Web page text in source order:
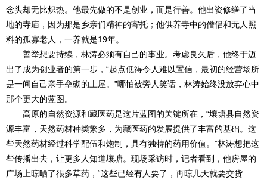
念头却无比炽热。他最先做的不是创业，而是行善。他出资修缮了当
地的寺庙，因为那是乡亲们精神的寄托；他供养寺中的僧侣和无人照
料的孤寡老人，一养就是19年。
善举想要持续，林涛必须有自己的事业。考虑良久后，他终于迈
出了成为创业者的第一步，“起点低得令人难以置信，最初的经营场所
是一间自己亲手垒砌的土屋。”哪怕被旁人笑话，林涛始终没放弃心中
那个更大的蓝图。
高原的自然资源和藏医药是这片蓝图的关键所在，“壤塘县自然资
源丰富，天然药材种类繁多，为藏医药的发展提供了丰富的基础。这
些天然药材经过科学配伍和炮制，具有独特的药用价值。”林涛想把这
些传播出去，让更多人知道壤塘。现场采访时，记者看到，他房屋的
广场上晾晒了很多草药，“这些已经有人要了，再晾几天就要交货